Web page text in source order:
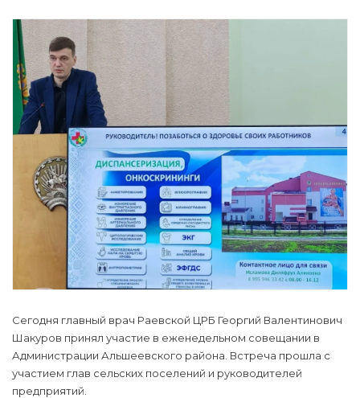
Сегодня главный врач Раевской ЦРБ Георгий Валентинович
Шакуров принял участие в еженедельном совещании в
Администрации Альшеевского района. Встреча прошла с
участием глав сельских поселений и руководителей
предприятий.